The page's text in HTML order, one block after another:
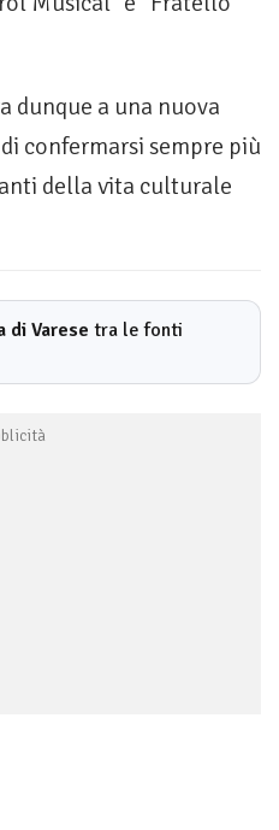
dunque a una nuova
confermarsi sempre più
della vita culturale
di Varese tra le fonti